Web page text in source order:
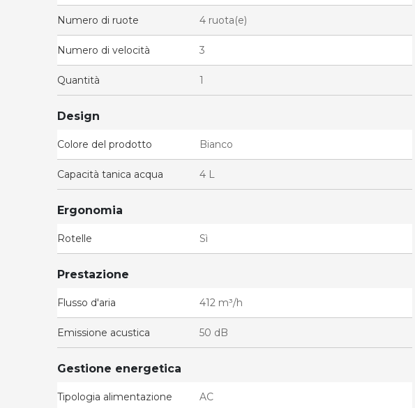
Numero di ruote 4 ruota(e)
Numero di velocità 3
Quantità 1
Design
Colore del prodotto Bianco
Capacità tanica acqua 4 L
Ergonomia
Rotelle Sì
Prestazione
Flusso d'aria 412 m³/h
Emissione acustica 50 dB
Gestione energetica
Tipologia alimentazione AC